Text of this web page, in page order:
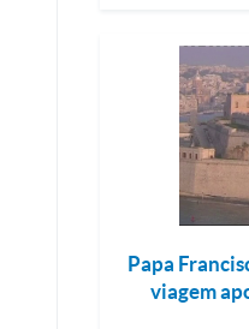
Papa
viagem